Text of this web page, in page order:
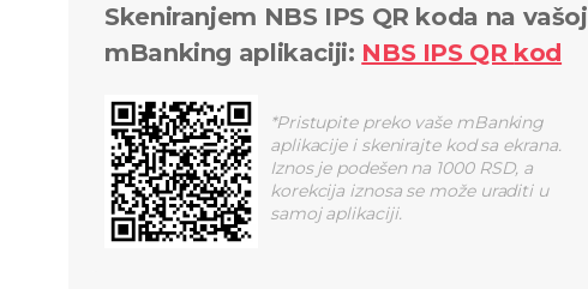
Skeniranjem NBS IPS QR koda na vašoj
mBanking aplikaciji: NBS IPS QR kod
*Pristupite preko vaše mBanking
aplikacije i skenirajte kod sa ekrana.
Iznos je podešen na 1000 RSD, a
korekcija iznosa se može uraditi u
samoj aplikaciji.